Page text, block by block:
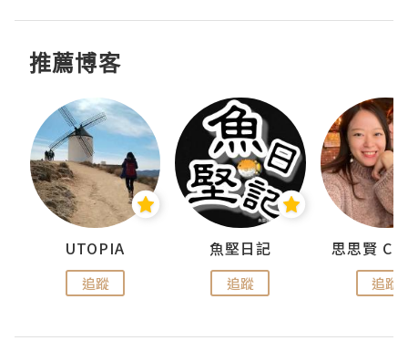
推薦博客
UTOPIA
追蹤
魚堅日記
追蹤 追蹤